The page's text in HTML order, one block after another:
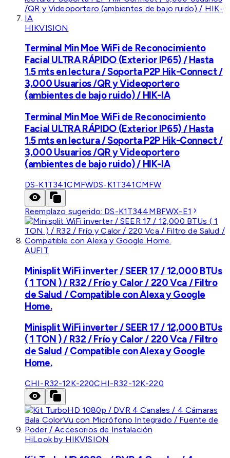
HIKVISION
Terminal Min Moe WiFi de Reconocimiento
Facial ULTRA RÁPIDO (Exterior IP65) / Hasta
1.5 mts en lectura / Soporta P2P Hik-Connect /
3,000 Usuarios /QR y Videoportero
(ambientes de bajo ruido) / HIK-IA
Terminal Min Moe WiFi de Reconocimiento
Facial ULTRA RÁPIDO (Exterior IP65) / Hasta
1.5 mts en lectura / Soporta P2P Hik-Connect /
3,000 Usuarios /QR y Videoportero
(ambientes de bajo ruido) / HIK-IA
DS-K1T341CMFWDS-K1T341CMFW
Reemplazo sugerido: DS-K1T344MBFWX-E1
AUFIT
Minisplit WiFi inverter / SEER 17 / 12,000 BTUs
( 1 TON ) / R32 / Frío y Calor / 220 Vca / Filtro
de Salud / Compatible con Alexa y Google
Home.
Minisplit WiFi inverter / SEER 17 / 12,000 BTUs
( 1 TON ) / R32 / Frío y Calor / 220 Vca / Filtro
de Salud / Compatible con Alexa y Google
Home.
CHI-R32-12K-220CHI-R32-12K-220
HiLook by HIKVISION